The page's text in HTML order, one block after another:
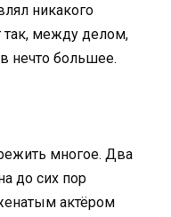
никакого
так, между делом,
нечто большее.
многое. Два
до сих пор
актёром